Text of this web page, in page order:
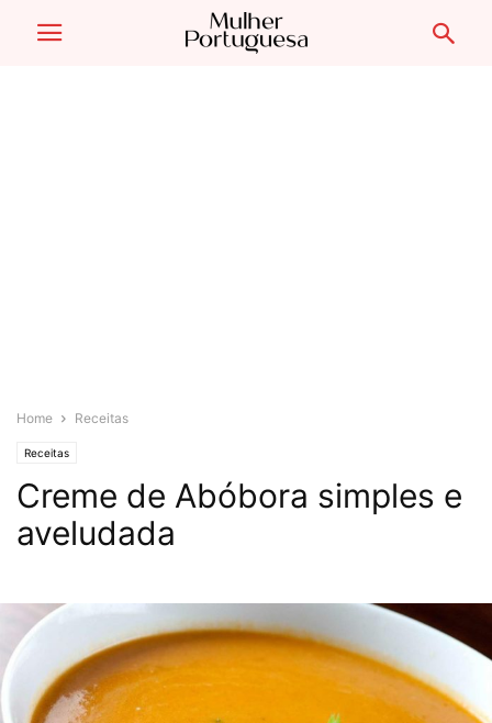
Home Receitas
Receitas
Creme de Abóbora simples e
aveludada